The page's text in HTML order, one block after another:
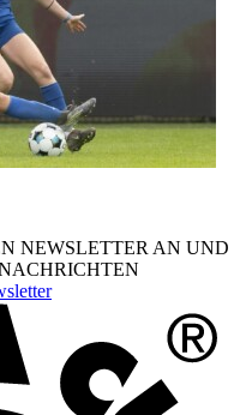
NEWSLETTER AN UND